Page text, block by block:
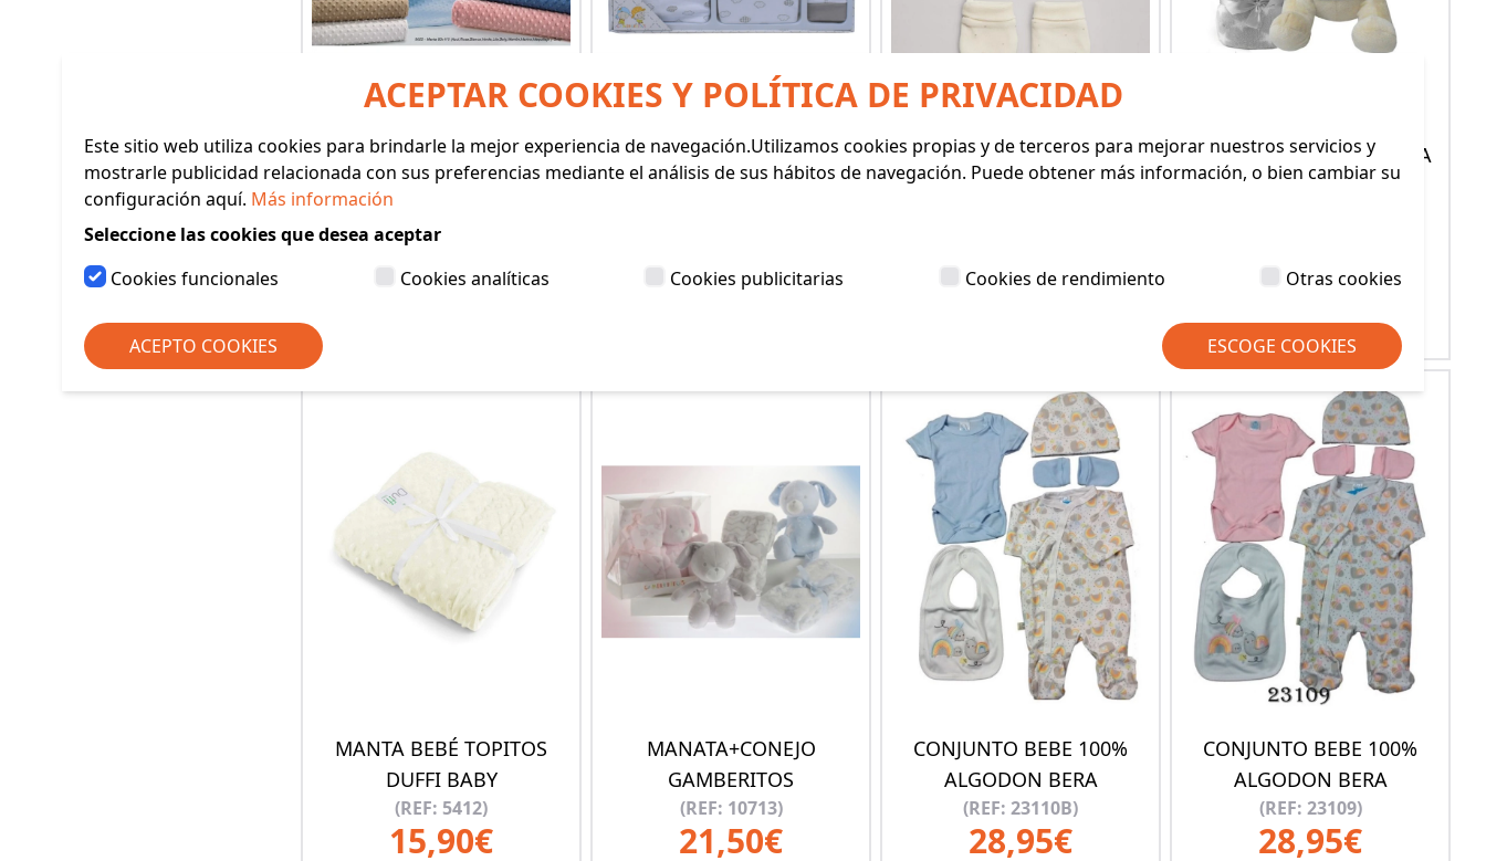
MANTA BEBE TOPITOS 80 X
110 CM GAMBERRITOS
(REF: 9002)
21,50€
CONJUNTO BEBE
GAMBERRITOS
18,90€
CONJUNTO BEBE
GORRO+MANOPLAS
8,50€
MUÑECO OSITO + MANTA
DUFFI BABY
22,90€
MANTA BEBÉ TOPITOS
DUFFI BABY
(REF: 5412)
15,90€
MANATA+CONEJO
GAMBERITOS
(REF: 10713)
21,50€
CONJUNTO BEBE 100%
ALGODON BERA
(REF: 23110B)
28,95€
CONJUNTO BEBE 100%
ALGODON BERA
(REF: 23109)
28,95€
ACEPTAR COOKIES Y POLÍTICA DE PRIVACIDAD
Este sitio web utiliza cookies para brindarle la mejor experiencia de navegación.Utilizamos cookies propias y de terceros para mejorar nuestros servicios y
mostrarle publicidad relacionada con sus preferencias mediante el análisis de sus hábitos de navegación. Puede obtener más información, o bien cambiar su
configuración aquí. Más información
Seleccione las cookies que desea aceptar
Cookies funcionales
Cookies analíticas Cookies publicitarias Cookies de rendimiento Otras cookies
ACEPTO COOKIES ESCOGE COOKIES